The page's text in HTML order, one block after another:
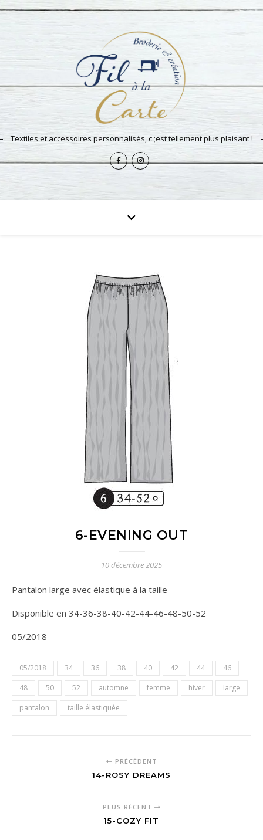
Textiles et accessoires personnalisés, c';est tellement plus plaisant !
6-EVENING OUT
10 décembre 2025
Pantalon large avec élastique à la taille
Disponible en 34-36-38-40-42-44-46-48-50-52
05/2018
05/2018 34 36 38 40 42 44
46
48
50 52 automne femme hiver
large
pantalon
taille élastiquée
PRÉCÉDENT
14-ROSY DREAMS
PLUS RÉCENT
15-COZY FIT